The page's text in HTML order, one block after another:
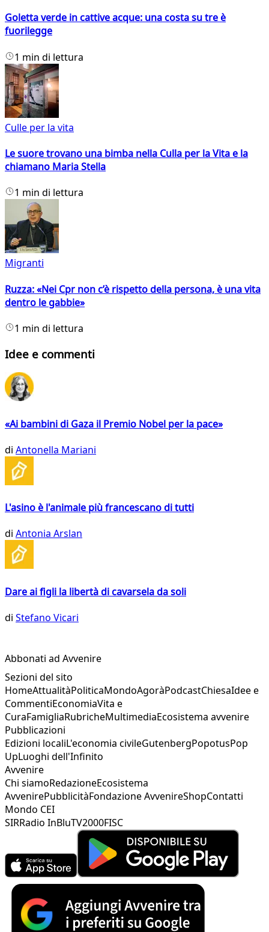
Goletta verde in cattive acque: una costa su tre è
fuorilegge
1 min di lettura
Culle per la vita
Le suore trovano una bimba nella Culla per la Vita e la
chiamano Maria Stella
1 min di lettura
Migranti
Ruzza: «Nei Cpr non c’è rispetto della persona, è una vita
dentro le gabbie»
1 min di lettura
Idee e commenti
«Ai bambini di Gaza il Premio Nobel per la pace»
di Antonella Mariani
L'asino è l'animale più francescano di tutti
di Antonia Arslan
Dare ai figli la libertà di cavarsela da soli
di Stefano Vicari
Abbonati ad Avvenire
Sezioni del sito
HomeAttualitàPoliticaMondoAgoràPodcastChiesaIdee e
CommentiEconomiaVita e
CuraFamigliaRubricheMultimediaEcosistema avvenire
Pubblicazioni
Edizioni localiL'economia civileGutenbergPopotusPop
UpLuoghi dell'Infinito
Avvenire
Chi siamoRedazioneEcosistema
AvvenirePubblicitàFondazione AvvenireShopContatti
Mondo CEI
SIRRadio InBluTV2000FISC